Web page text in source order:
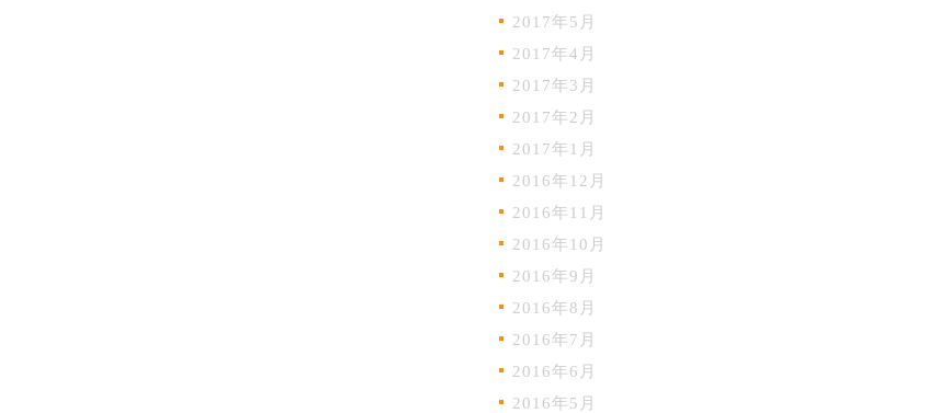
2017年5月
2017年4月
2017年3月
2017年2月
2017年1月
2016年12月
2016年11月
2016年10月
2016年9月
2016年8月
2016年7月
2016年6月
2016年5月